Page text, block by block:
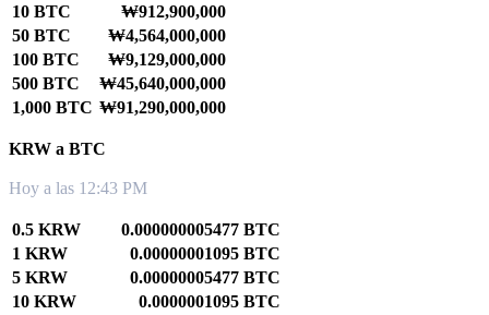
10 BTC
₩912,900,000
50 BTC
₩4,564,000,000
100 BTC
₩9,129,000,000
500 BTC
₩45,640,000,000
1,000 BTC ₩91,290,000,000
KRW a BTC
Hoy a las 12:43 PM
0.5 KRW
0.000000005477 BTC
1 KRW
0.00000001095 BTC
5 KRW
0.00000005477 BTC
10 KRW
0.0000001095 BTC